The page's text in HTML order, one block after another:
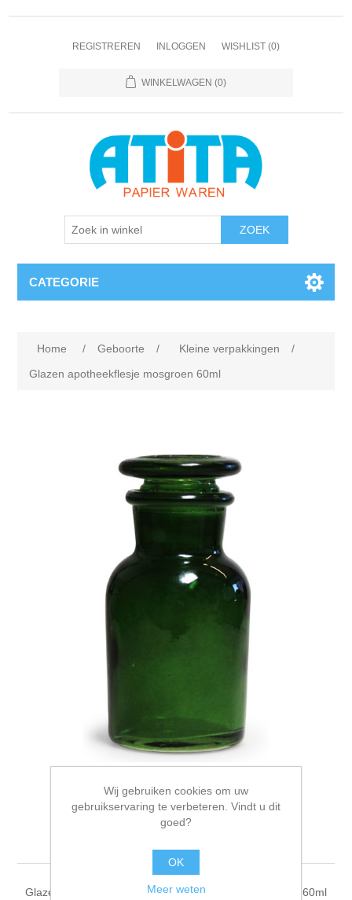
REGISTREREN INLOGGEN WISHLIST (0)
WINKELWAGEN (0)
CATEGORIE
Home / Geboorte / Kleine verpakkingen
/
Glazen apotheekflesje mosgroen 60ml
Glazen apotheekflesje
Glazen apotheekflesje, doorschijnend mosgroen getint, 60ml
Wij gebruiken cookies om uw
gebruikservaring te verbeteren. Vindt u dit
goed?
OK
Meer weten